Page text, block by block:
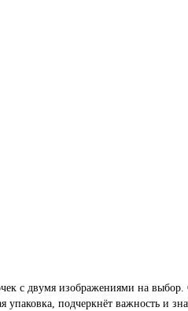
с двумя изображениями на
подчеркнёт важность и